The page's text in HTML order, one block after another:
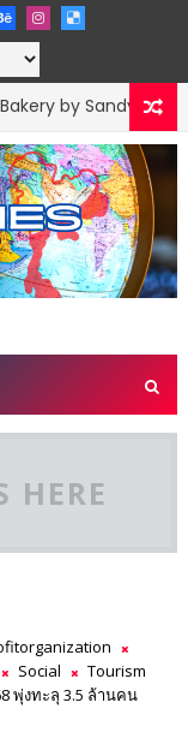
HERE
Social
Tourism
พุ่งทะลุ 3.5 ล้านคน